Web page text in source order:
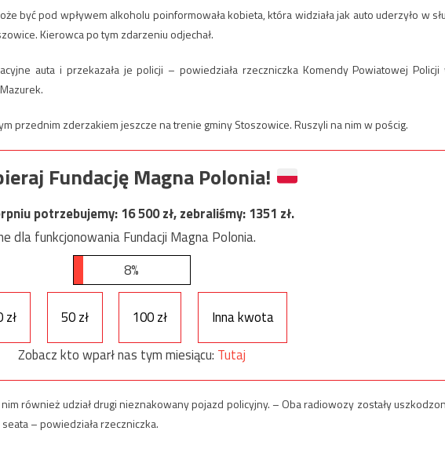
być pod wpływem alkoholu poinformowała kobieta, która widziała jak auto uderzyło w
Kierowca po tym zdarzeniu odjechał.
auta i przekazała je policji – powiedziała rzeczniczka Komendy Powiatowej Policji
przednim zderzakiem jeszcze na trenie gminy Stoszowice. Ruszyli na nim w pościg.
Fundację Magna Polonia!
potrzebujemy:16 500zł, zebraliśmy:1351 zł.
dla funkcjonowania Fundacji Magna Polonia.
8%
zł 50 zł 100 zł
Inna kwota
Zobacz kto wparł nas tym miesiącu: Tutaj
również udział drugi nieznakowany pojazd policyjny. – Oba radiowozy zostały
– powiedziała rzeczniczka.